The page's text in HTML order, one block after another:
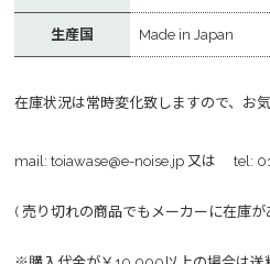
生産国 Made in Japan
在庫状況は常時変化致しますので、お
mail: toiawase@e-noise.jp 又は tel:
( 売り切れの商品でもメーカーに在庫